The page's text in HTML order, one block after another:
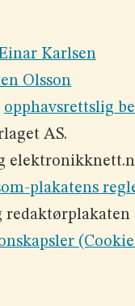
Karlsen
Olsson
opphavsrettslig
AS.
plakatens
redaktørplakaten